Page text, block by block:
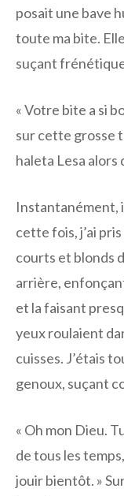
posait une bave
toute ma bite.
suçant
« Votre bite a si
sur cette grosse
haleta Lesa alors
Instantanément,
cette fois, j’ai
courts et blonds
arrière,
et la faisant
yeux roulaient
cuisses. J’étais
genoux, suçant
« Oh mon Dieu.
de tous les
jouir bientôt. »